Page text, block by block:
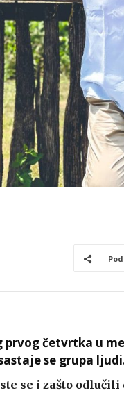
prvog četvrtka u
se grupa
se i zašto